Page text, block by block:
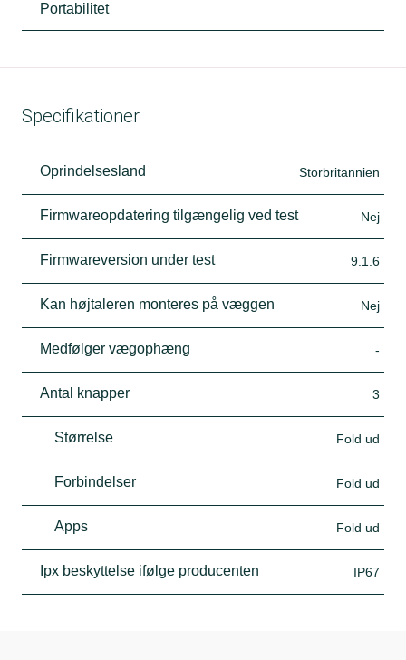
Portabilitet
Specifikationer
Oprindelsesland Storbritannien
Firmwareopdatering tilgængelig ved test Nej
Firmwareversion under test 9.1.6
Kan højtaleren monteres på væggen Nej
Medfølger vægophæng -
Antal knapper 3
Størrelse Fold ud
Forbindelser Fold ud
Apps Fold ud
Ipx beskyttelse ifølge producenten IP67